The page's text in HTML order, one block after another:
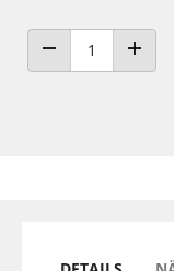
ANZAHL VERRINGERN